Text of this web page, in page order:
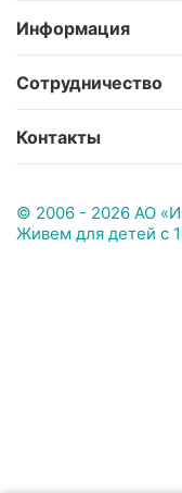
Информация
Сотрудничество
Контакты
© 2006 - 2026 АО
Живем для детей с